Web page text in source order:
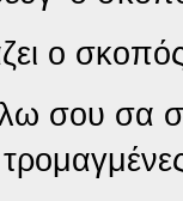
ο
σου σα